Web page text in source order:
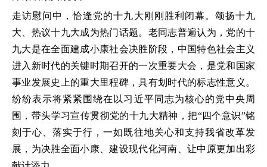
走访慰问中，恰逢党的十九大刚刚胜利闭幕。颂扬十九
大、热议十九大成为热门话题。老同志普遍认为，党的十
九大是在全面建成小康社会决胜阶段，中国特色社会主义
进入新时代的关键时期召开的一次重要大会，是党和国家
事业发展史上的重大里程碑，具有划时代的标志性意义。
纷纷表示将紧紧围绕在以习近平同志为核心的党中央周
围，带头学习宣传贯彻党的十九大精神，把“四个意识”铭
刻于心、落实于行，一如既往地关心和支持我省改革发
展，为决胜全面小康、建设现代化河南、让中原更加出彩